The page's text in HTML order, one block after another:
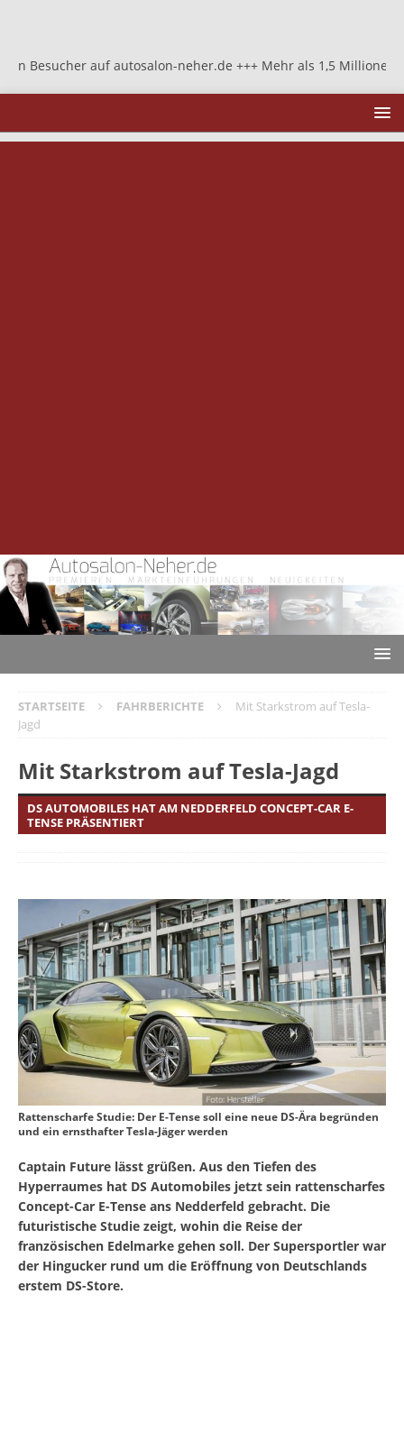
auf autosalon-neher.de +++ Mehr als 1,5 Millionen
STARTSEITE FAHRBERICHTE
Mit Starkstrom auf Tesla-
Jagd
Mit Starkstrom auf Tesla-Jagd
DS AUTOMOBILES HAT AM NEDDERFELD CONCEPT-CAR E-
TENSE PRÄSENTIERT
Rattenscharfe Studie: Der E-Tense soll eine neue DS-Ära begründen
und ein ernsthafter Tesla-Jäger werden
Captain Future lässt grüßen. Aus den Tiefen des
Hyperraumes hat DS Automobiles jetzt sein rattenscharfes
Concept-Car E-Tense ans Nedderfeld gebracht. Die
futuristische Studie zeigt, wohin die Reise der
französischen Edelmarke gehen soll. Der Supersportler war
der Hingucker rund um die Eröffnung von Deutschlands
erstem DS-Store.